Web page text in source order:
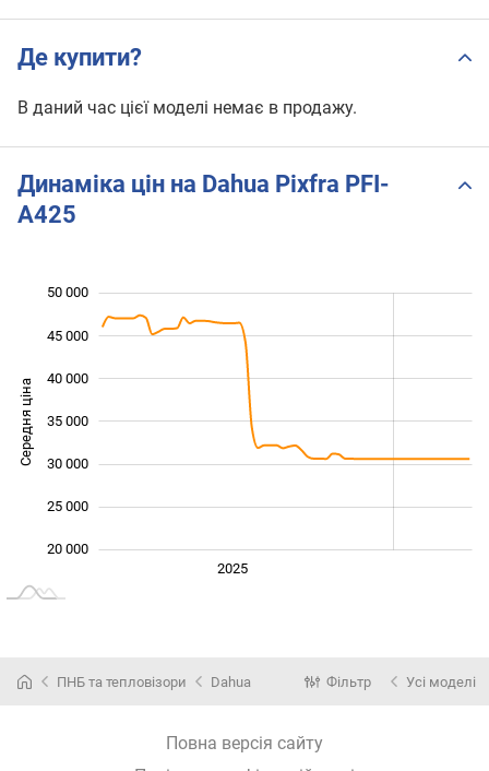
Де купити?
В даний час цієї моделі немає в продажу.
Динаміка цін на Dahua Pixfra PFI-
A425
Середня ціна 20 000
20 000
25 000
30 000
35 000
40 000
45 000
50 000
2025
ПНБ та тепловізори Dahua Фільтр Усі моделі
Повна версія сайту